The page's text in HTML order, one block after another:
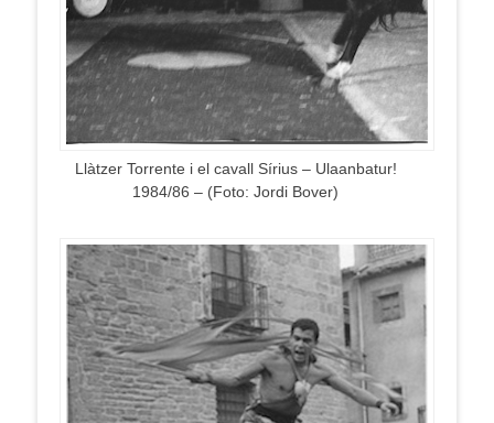
Llàtzer Torrente i el cavall Sírius – Ulaanbatur!
1984/86 – (Foto: Jordi Bover)